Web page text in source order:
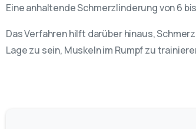
Eine anhaltende Schmerzlinderung von 6
Das Verfahren hilft darüber hinaus,
Lage zu sein, Muskeln im Rumpf zu